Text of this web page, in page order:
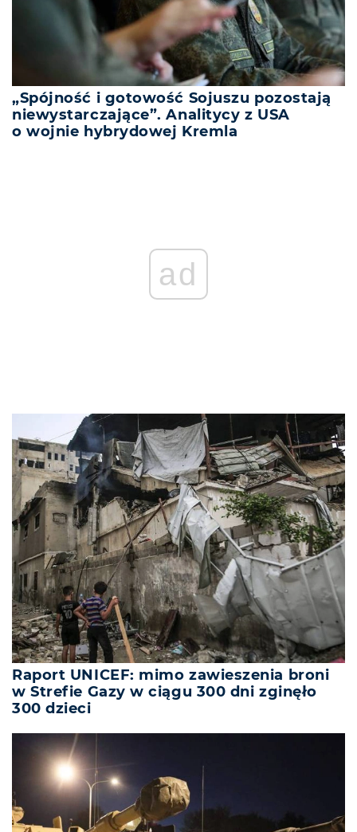
„Spójność i gotowość Sojuszu pozostają
niewystarczające”. Analitycy z USA
o wojnie hybrydowej Kremla
ad
Raport UNICEF: mimo zawieszenia broni
w Strefie Gazy w ciągu 300 dni zginęło
300 dzieci